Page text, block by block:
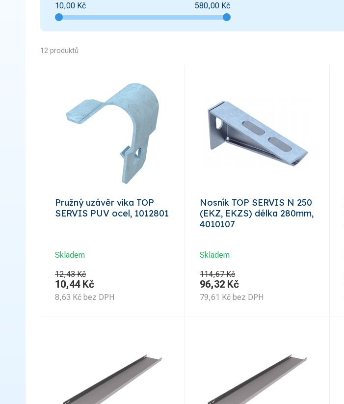
10,00 Kč 580,00 Kč
12 produktů
Pružný uzávěr víka TOP
SERVIS PUV ocel, 1012801
Skladem
12,43 Kč
10,44Kč
8,63 Kč bez DPH
Nosník TOP SERVIS N 250
(EKZ, EKZS) délka 280mm,
4010107
Skladem
114,67 Kč
96,32 Kč
79,61 Kč bez DPH